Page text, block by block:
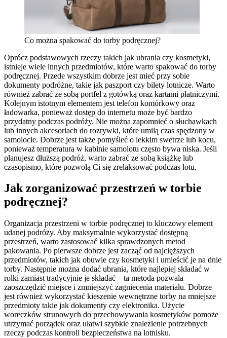
Co można spakować do torby podręcznej?
Oprócz podstawowych rzeczy takich jak ubrania czy kosmetyki,
istnieje wiele innych przedmiotów, które warto spakować do torby
podręcznej. Przede wszystkim dobrze jest mieć przy sobie
dokumenty podróżne, takie jak paszport czy bilety lotnicze. Warto
również zabrać ze sobą portfel z gotówką oraz kartami płatniczymi.
Kolejnym istotnym elementem jest telefon komórkowy oraz
ładowarka, ponieważ dostęp do internetu może być bardzo
przydatny podczas podróży. Nie można zapomnieć o słuchawkach
lub innych akcesoriach do rozrywki, które umilą czas spędzony w
samolocie. Dobrze jest także pomyśleć o lekkim swetrze lub kocu,
ponieważ temperatura w kabinie samolotu często bywa niska. Jeśli
planujesz dłuższą podróż, warto zabrać ze sobą książkę lub
czasopismo, które pozwolą Ci się zrelaksować podczas lotu.
Jak zorganizować przestrzeń w torbie
podręcznej?
Organizacja przestrzeni w torbie podręcznej to kluczowy element
udanej podróży. Aby maksymalnie wykorzystać dostępną
przestrzeń, warto zastosować kilka sprawdzonych metod
pakowania. Po pierwsze dobrze jest zacząć od najcięższych
przedmiotów, takich jak obuwie czy kosmetyki i umieścić je na dnie
torby. Następnie można dodać ubrania, które najlepiej składać w
rolki zamiast tradycyjnie je składać – ta metoda pozwala
zaoszczędzić miejsce i zmniejszyć zagniecenia materiału. Dobrze
jest również wykorzystać kieszenie wewnętrzne torby na mniejsze
przedmioty takie jak dokumenty czy elektronika. Użycie
woreczków strunowych do przechowywania kosmetyków pomoże
utrzymać porządek oraz ułatwi szybkie znalezienie potrzebnych
rzeczy podczas kontroli bezpieczeństwa na lotnisku.